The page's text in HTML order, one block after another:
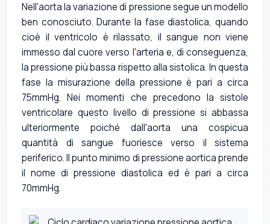
Nell'aorta la variazione di pressione segue un modello
ben conosciuto. Durante la fase diastolica, quando
cioè il ventricolo è rilassato, il sangue non viene
immesso dal cuore verso l'arteria e, di conseguenza,
la pressione più bassa rispetto alla sistolica. In questa
fase la misurazione della pressione è pari a circa
75mmHg. Nei momenti che precedono la sistole
ventricolare questo livello di pressione si abbassa
ulteriormente poiché dall'aorta una cospicua
quantità di sangue fuoriesce verso il sistema
periferico. Il punto minimo di pressione aortica prende
il nome di pressione diastolica ed è pari a circa
70mmHg.